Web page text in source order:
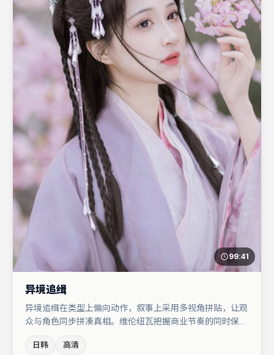
99:41
异境追缉
异境追缉在类型上偏向动作，叙事上采用多视角拼贴，让观
众与角色同步拼凑真相。维伦纽瓦把握商业节奏的同时保留
担叙事驱动，小松菜奈、廖凡分别提供反差与喜剧/悬疑调
日韩 高清